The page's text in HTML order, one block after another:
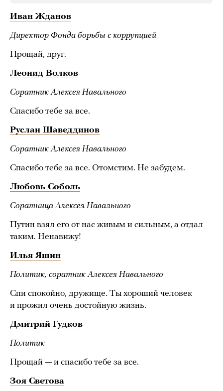
Иван Жданов
Директор Фонда борьбы с коррупцией
Прощай, друг.
Леонид Волков
Соратник Алексея Навального
Спасибо тебе за все.
Руслан Шаведдинов
Соратник Алексея Навального
Спасибо тебе за все. Отомстим. Не забудем.
Любовь Соболь
Соратница Алексея Навального
Путин взял его от нас живым и сильным, а отдал
таким. Ненавижу!
Илья Яшин
Политик, соратник Алексея Навального
Спи спокойно, дружище. Ты хороший человек
и прожил очень достойную жизнь.
Дмитрий Гудков
Политик
Прощай — и спасибо тебе за все.
Зоя Светова